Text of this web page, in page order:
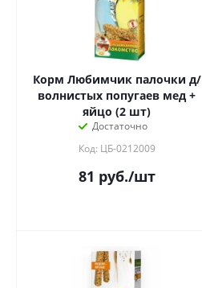
Корм Любимчик палочки д/
волнистых попугаев мед +
яйцо (2 шт)
Достаточно
Код: ЦБ-0212009
81 руб./шт